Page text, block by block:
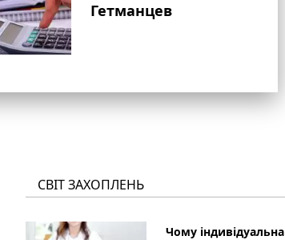
Гетманцев
СВІТ ЗАХОПЛЕНЬ
Чому індивідуальна